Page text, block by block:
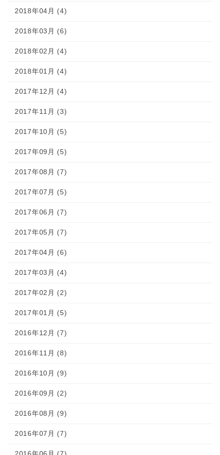
2018年04月 (4)
2018年03月 (6)
2018年02月 (4)
2018年01月 (4)
2017年12月 (4)
2017年11月 (3)
2017年10月 (5)
2017年09月 (5)
2017年08月 (7)
2017年07月 (5)
2017年06月 (7)
2017年05月 (7)
2017年04月 (6)
2017年03月 (4)
2017年02月 (2)
2017年01月 (5)
2016年12月 (7)
2016年11月 (8)
2016年10月 (9)
2016年09月 (2)
2016年08月 (9)
2016年07月 (7)